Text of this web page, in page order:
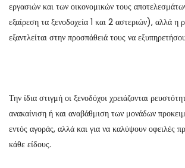
εργασιών και των οικονομικών τους
εξαίρεση τα ξενοδοχεία 1 και 2 αστεριών), αλλά η
εξαντλείται στην προσπάθειά τους να
Την ίδια στιγμή οι ξενοδόχοι χρειάζονται
ανακαίνιση ή και αναβάθμιση των μονάδων
εντός αγοράς, αλλά και για να καλύψουν οφειλές
κάθε είδους.